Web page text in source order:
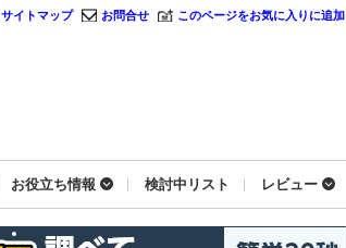
サイトマップ お問合せ このページをお気に入りに追加
お役立ち情報 検討中リスト レビュー